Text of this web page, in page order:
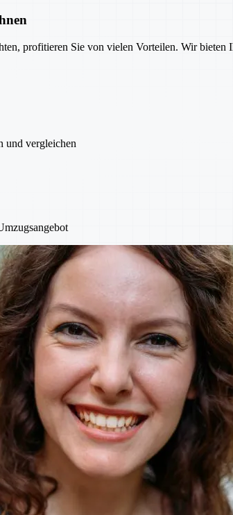
profitieren Sie von vielen Vorteilen. Wir
und vergleichen